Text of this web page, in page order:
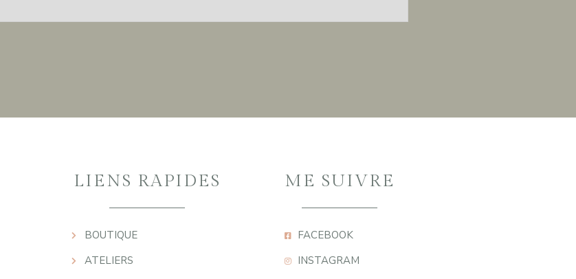
LIENS RAPIDES
BOUTIQUE
ATELIERS
ME SUIVRE
FACEBOOK
INSTAGRAM